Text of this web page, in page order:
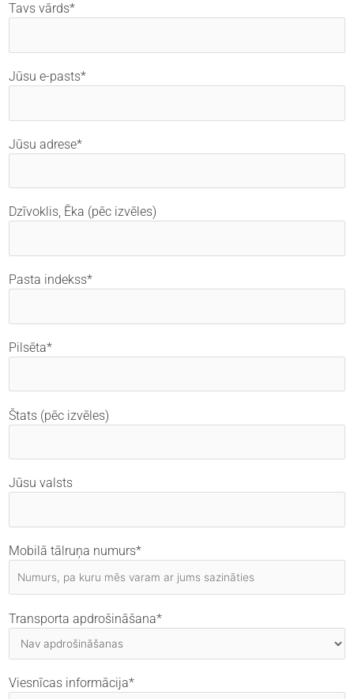
Tavs vārds*
Jūsu e-pasts*
Jūsu adrese*
Dzīvoklis, Ēka (pēc izvēles)
Pasta indekss*
Pilsēta*
Štats (pēc izvēles)
Jūsu valsts
Mobilā tālruņa numurs*
Transporta apdrošināšana*
Viesnīcas informācija*